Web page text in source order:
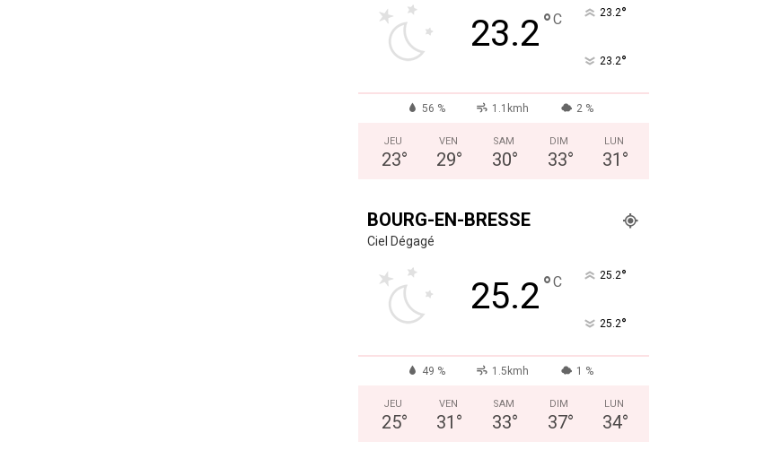
23.2°C 23.2°
23.2°
56 % 1.1kmh 2 %
JEU
23°
VEN
29°
SAM
30°
DIM
33°
LUN
31 °
BOURG-EN-BRESSE
Ciel Dégagé
25.2°C 25.2°
25.2°
49 % 1.5kmh 1 %
JEU
25°
VEN
31 °
SAM
33°
DIM
37°
LUN
34°